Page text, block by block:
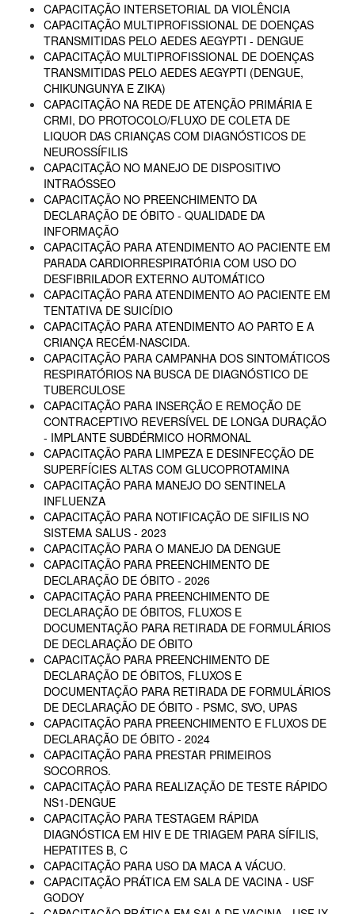
CAPACITAÇÃO INTERSETORIAL DA VIOLÊNCIA
CAPACITAÇÃO MULTIPROFISSIONAL DE DOENÇAS
TRANSMITIDAS PELO AEDES AEGYPTI - DENGUE
CAPACITAÇÃO MULTIPROFISSIONAL DE DOENÇAS
TRANSMITIDAS PELO AEDES AEGYPTI (DENGUE,
CHIKUNGUNYA E ZIKA)
CAPACITAÇÃO NA REDE DE ATENÇÃO PRIMÁRIA E
CRMI, DO PROTOCOLO/FLUXO DE COLETA DE
LIQUOR DAS CRIANÇAS COM DIAGNÓSTICOS DE
NEUROSSÍFILIS
CAPACITAÇÃO NO MANEJO DE DISPOSITIVO
INTRAÓSSEO
CAPACITAÇÃO NO PREENCHIMENTO DA
DECLARAÇÃO DE ÓBITO - QUALIDADE DA
INFORMAÇÃO
CAPACITAÇÃO PARA ATENDIMENTO AO PACIENTE EM
PARADA CARDIORRESPIRATÓRIA COM USO DO
DESFIBRILADOR EXTERNO AUTOMÁTICO
CAPACITAÇÃO PARA ATENDIMENTO AO PACIENTE EM
TENTATIVA DE SUICÍDIO
CAPACITAÇÃO PARA ATENDIMENTO AO PARTO E A
CRIANÇA RECÉM-NASCIDA.
CAPACITAÇÃO PARA CAMPANHA DOS SINTOMÁTICOS
RESPIRATÓRIOS NA BUSCA DE DIAGNÓSTICO DE
TUBERCULOSE
CAPACITAÇÃO PARA INSERÇÃO E REMOÇÃO DE
CONTRACEPTIVO REVERSÍVEL DE LONGA DURAÇÃO
- IMPLANTE SUBDÉRMICO HORMONAL
CAPACITAÇÃO PARA LIMPEZA E DESINFECÇÃO DE
SUPERFÍCIES ALTAS COM GLUCOPROTAMINA
CAPACITAÇÃO PARA MANEJO DO SENTINELA
INFLUENZA
CAPACITAÇÃO PARA NOTIFICAÇÃO DE SIFILIS NO
SISTEMA SALUS - 2023
CAPACITAÇÃO PARA O MANEJO DA DENGUE
CAPACITAÇÃO PARA PREENCHIMENTO DE
DECLARAÇÃO DE ÓBITO - 2026
CAPACITAÇÃO PARA PREENCHIMENTO DE
DECLARAÇÃO DE ÓBITOS, FLUXOS E
DOCUMENTAÇÃO PARA RETIRADA DE FORMULÁRIOS
DE DECLARAÇÃO DE ÓBITO
CAPACITAÇÃO PARA PREENCHIMENTO DE
DECLARAÇÃO DE ÓBITOS, FLUXOS E
DOCUMENTAÇÃO PARA RETIRADA DE FORMULÁRIOS
DE DECLARAÇÃO DE ÓBITO - PSMC, SVO, UPAS
CAPACITAÇÃO PARA PREENCHIMENTO E FLUXOS DE
DECLARAÇÃO DE ÓBITO - 2024
CAPACITAÇÃO PARA PRESTAR PRIMEIROS
SOCORROS.
CAPACITAÇÃO PARA REALIZAÇÃO DE TESTE RÁPIDO
NS1-DENGUE
CAPACITAÇÃO PARA TESTAGEM RÁPIDA
DIAGNÓSTICA EM HIV E DE TRIAGEM PARA SÍFILIS,
HEPATITES B, C
CAPACITAÇÃO PARA USO DA MACA A VÁCUO.
CAPACITAÇÃO PRÁTICA EM SALA DE VACINA - USF
GODOY